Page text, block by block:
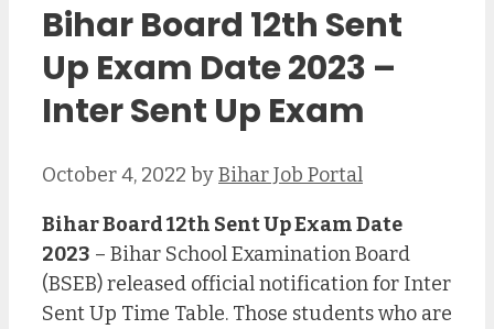
Bihar Board 12th Sent
Up Exam Date 2023 –
Inter Sent Up Exam
October 4, 2022 byBihar Job Portal
Bihar Board 12th Sent Up Exam Date
2023 – Bihar School Examination Board
(BSEB) released official notification for Inter
Sent Up Time Table. Those students who are